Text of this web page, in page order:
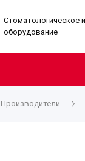
Стоматологическое
оборудование
Производители